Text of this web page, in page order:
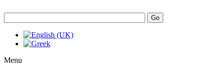
Go
Menu